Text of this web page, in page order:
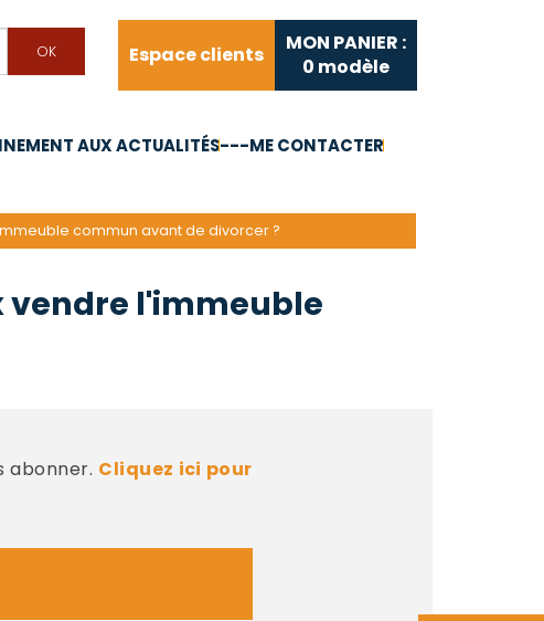
Espace clients
MON PANIER :
0 modèle
AUX ACTUALITÉS---ME CONTACTER
commun avant de divorcer ?
l'immeuble
abonner. Cliquez ici pour